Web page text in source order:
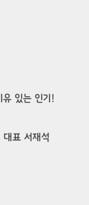
있는 인기!
표 서재석